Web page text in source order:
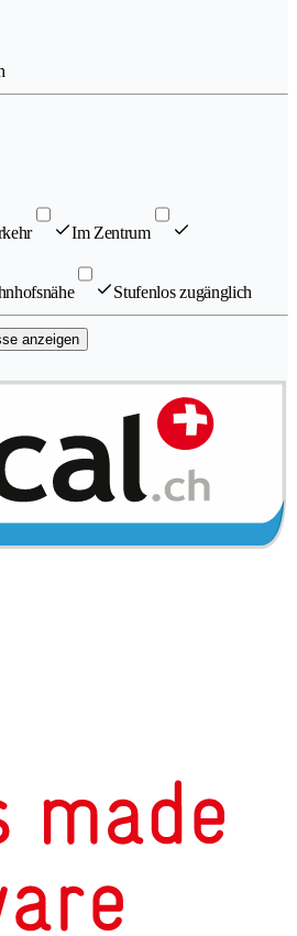
Im Zentrum
Stufenlos zugänglich
anzeigen